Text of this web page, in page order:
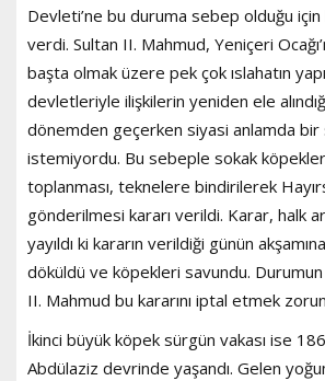
Devleti’ne bu duruma sebep olduğu
verdi. Sultan II. Mahmud, Yeniçeri
başta olmak üzere pek çok ıslahatın
devletleriyle ilişkilerin yeniden ele
dönemden geçerken siyasi anlamda bir
istemiyordu. Bu sebeple sokak
toplanması, teknelere bindirilerek
gönderilmesi kararı verildi. Karar, halk
yayıldı ki kararın verildiği günün
döküldü ve köpekleri savundu.
II. Mahmud bu kararını iptal etmek
İkinci büyük köpek sürgün vakası ise
Abdülaziz devrinde yaşandı. Gelen